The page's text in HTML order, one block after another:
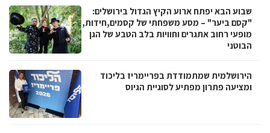
שבוע הבא יפתח ארוע הקיץ הגדול בירושלים:
"קסם ביער" – מסע משפחתי של קסמים,חידות,
מופעי רחוב אתגרים וחוויות בלב הטבע של הגן
הבוטני
הירושלמית שמתמודדת בפריימריז בליכוד
ומציעה פתרון מפתיע לסוגיית הגיוס